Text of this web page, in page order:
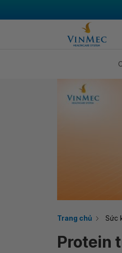
Trang chủ Sức
Protein